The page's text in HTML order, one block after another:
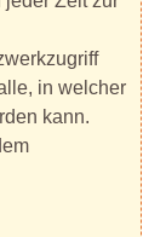
in welcher
kann.